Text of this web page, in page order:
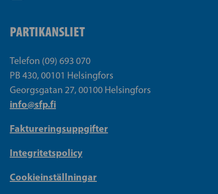
PARTIKANSLIET
Telefon (09) 693 070
PB 430, 00101 Helsingfors
Georgsgatan 27, 00100 Helsingfors
info@sfp.fi
Faktureringsuppgifter
Integritetspolicy
Cookieinställningar